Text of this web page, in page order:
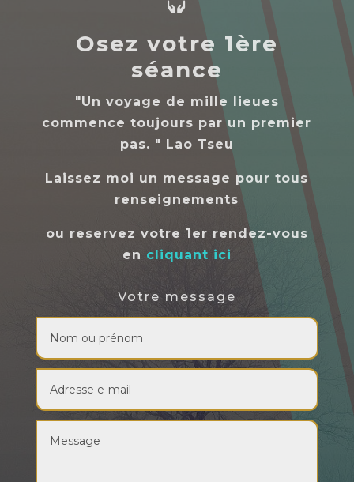

Osez votre 1ère
séance
"Un voyage de mille lieues
commence toujours par un premier
pas. " Lao Tseu
Laissez moi un message pour tous
renseignements
ou reservez votre 1er rendez-vous
en cliquant ici
Votre message